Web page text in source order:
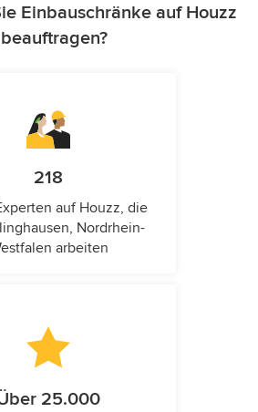
Einbauschränke auf Houzz
beauftragen?
218
auf Houzz, die
Nordrhein-
arbeiten
25.000